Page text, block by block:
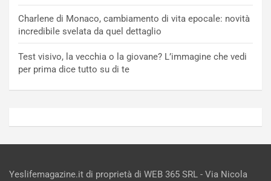
Charlene di Monaco, cambiamento di vita epocale: novità
incredibile svelata da quel dettaglio
Test visivo, la vecchia o la giovane? L’immagine che vedi
per prima dice tutto su di te
Yeslifemagazine.it di proprietà di WEB 365 SRL - Via Nicola